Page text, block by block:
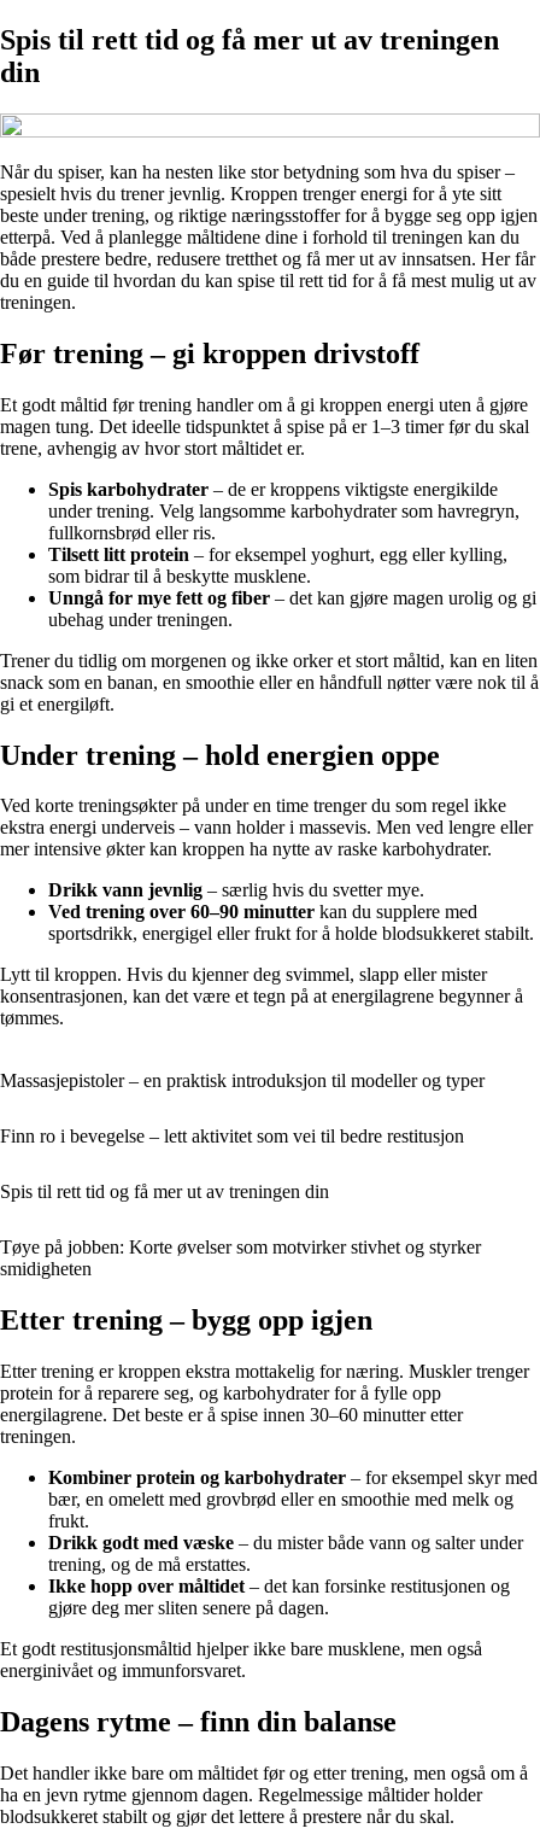
Spis til rett tid og få mer ut av treningen
din
Når du spiser, kan ha nesten like stor betydning som hva du spiser –
spesielt hvis du trener jevnlig. Kroppen trenger energi for å yte sitt
beste under trening, og riktige næringsstoffer for å bygge seg opp igjen
etterpå. Ved å planlegge måltidene dine i forhold til treningen kan du
både prestere bedre, redusere tretthet og få mer ut av innsatsen. Her får
du en guide til hvordan du kan spise til rett tid for å få mest mulig ut av
treningen.
Før trening – gi kroppen drivstoff
Et godt måltid før trening handler om å gi kroppen energi uten å gjøre
magen tung. Det ideelle tidspunktet å spise på er 1–3 timer før du skal
trene, avhengig av hvor stort måltidet er.
Spis karbohydrater – de er kroppens viktigste energikilde
under trening. Velg langsomme karbohydrater som havregryn,
fullkornsbrød eller ris.
Tilsett litt protein – for eksempel yoghurt, egg eller kylling,
som bidrar til å beskytte musklene.
Unngå for mye fett og fiber – det kan gjøre magen urolig og gi
ubehag under treningen.
Trener du tidlig om morgenen og ikke orker et stort måltid, kan en liten
snack som en banan, en smoothie eller en håndfull nøtter være nok til å
gi et energiløft.
Under trening – hold energien oppe
Ved korte treningsøkter på under en time trenger du som regel ikke
ekstra energi underveis – vann holder i massevis. Men ved lengre eller
mer intensive økter kan kroppen ha nytte av raske karbohydrater.
Drikk vann jevnlig – særlig hvis du svetter mye.
Ved trening over 60–90 minutter kan du supplere med
sportsdrikk, energigel eller frukt for å holde blodsukkeret stabilt.
Lytt til kroppen. Hvis du kjenner deg svimmel, slapp eller mister
konsentrasjonen, kan det være et tegn på at energilagrene begynner å
tømmes.
Massasjepistoler – en praktisk introduksjon til modeller og typer
Finn ro i bevegelse – lett aktivitet som vei til bedre restitusjon
Spis til rett tid og få mer ut av treningen din
Tøye på jobben: Korte øvelser som motvirker stivhet og styrker
smidigheten
Etter trening – bygg opp igjen
Etter trening er kroppen ekstra mottakelig for næring. Muskler trenger
protein for å reparere seg, og karbohydrater for å fylle opp
energilagrene. Det beste er å spise innen 30–60 minutter etter
treningen.
Kombiner protein og karbohydrater – for eksempel skyr med
bær, en omelett med grovbrød eller en smoothie med melk og
frukt.
Drikk godt med væske – du mister både vann og salter under
trening, og de må erstattes.
Ikke hopp over måltidet – det kan forsinke restitusjonen og
gjøre deg mer sliten senere på dagen.
Et godt restitusjonsmåltid hjelper ikke bare musklene, men også
energinivået og immunforsvaret.
Dagens rytme – finn din balanse
Det handler ikke bare om måltidet før og etter trening, men også om å
ha en jevn rytme gjennom dagen. Regelmessige måltider holder
blodsukkeret stabilt og gjør det lettere å prestere når du skal.